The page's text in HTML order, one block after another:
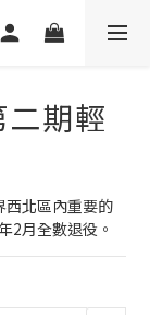
期輕
西北區內重要的
2月全數退役。